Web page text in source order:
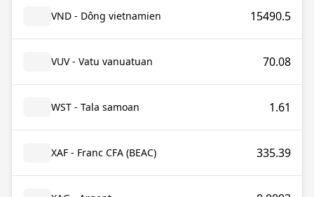
VND - Dông vietnamien 15490.5
VUV - Vatu vanuatuan 70.08
WST - Tala samoan 1.61
XAF - Franc CFA (BEAC) 335.39